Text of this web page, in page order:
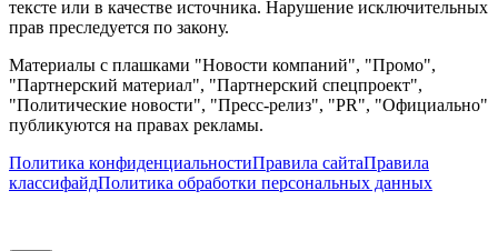
тексте или в качестве источника. Нарушение исключительных
прав преследуется по закону.
Материалы с плашками "Новости компаний", "Промо",
"Партнерский материал", "Партнерский спецпроект",
"Политические новости", "Пресс-релиз", "PR", "Официально"
публикуются на правах рекламы.
Политика конфиденциальностиПравила сайтаПравила
классифайдПолитика обработки персональных данных